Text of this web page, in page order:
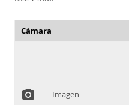
Cámara
photo_camera Imagen